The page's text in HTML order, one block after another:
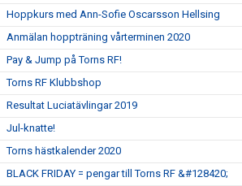
Hoppkurs med Ann-Sofie Oscarsson Hellsing
Anmälan hoppträning vårterminen 2020
Pay & Jump på Torns RF!
Torns RF Klubbshop
Resultat Luciatävlingar 2019
Jul-knatte!
Torns hästkalender 2020
BLACK FRIDAY = pengar till Torns RF &#128420;